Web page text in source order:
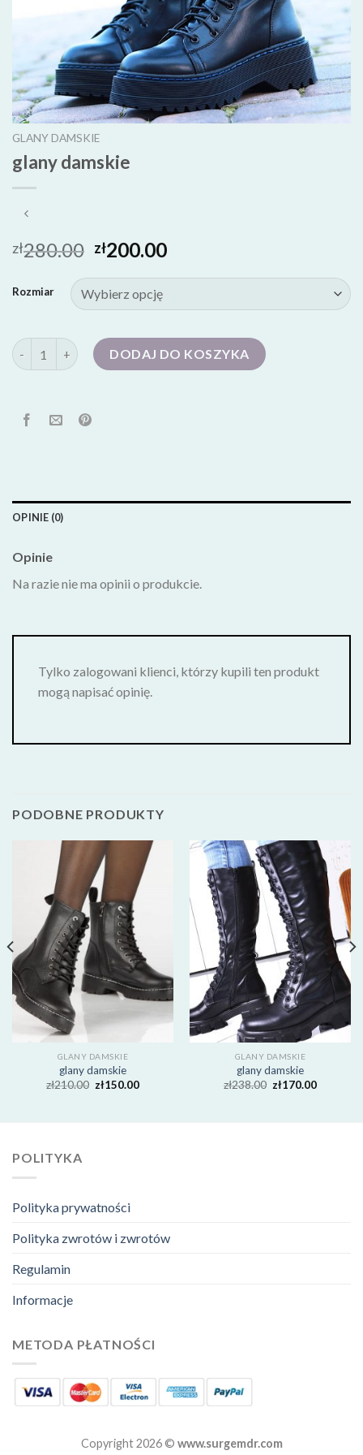
GLANY DAMSKIE
glany damskie
zł280.00 zł200.00
Rozmiar
ilość glany damskieDODAJ DO KOSZYKA
OPINIE (0)
Opinie
Na razie nie ma opinii o produkcie.
Tylko zalogowani klienci, którzy kupili ten produkt
mogą napisać opinię.
PODOBNE PRODUKTY
GLANY DAMSKIE
glany damskie
zł210.00 zł150.00
GLANY DAMSKIE
glany damskie
zł238.00 zł170.00
POLITYKA
Polityka prywatności
Polityka zwrotów i zwrotów
Regulamin
Informacje
METODA PŁATNOŚCI
Copyright 2026 © www.surgemdr.com